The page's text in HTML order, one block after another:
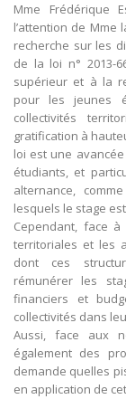
Mme Frédérique
l’attention de Mme
recherche sur les
de la loi n° 2013-
supérieur et à la
pour les jeunes
collectivités
gratification à
loi est une
étudiants, et
alternance,
lesquels le stage
Cependant, face
territoriales et les
dont ces
rémunérer les
financiers et
collectivités dans
Aussi, face aux
également des
demande quelles
en application de